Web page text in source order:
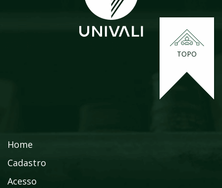
TOPO
Home
Cadastro
Acesso